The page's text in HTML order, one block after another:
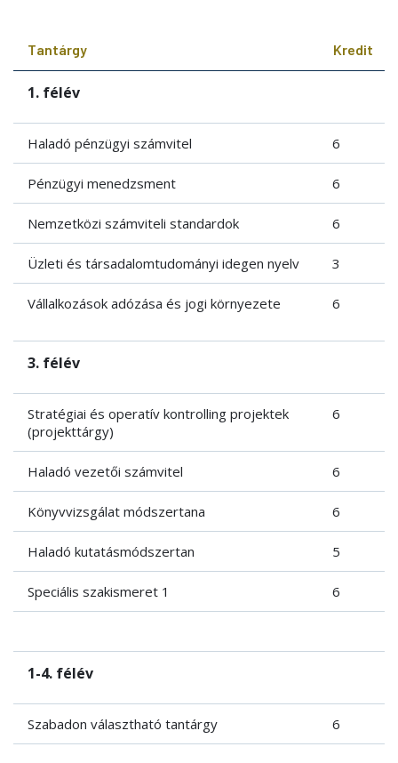
Tantárgy Kredit
1. félév
Haladó pénzügyi számvitel 6
Pénzügyi menedzsment 6
Nemzetközi számviteli standardok 6
Üzleti és társadalomtudományi idegen nyelv 3
Vállalkozások adózása és jogi környezete 6
3. félév
Stratégiai és operatív kontrolling projektek
(projekttárgy)
6
Haladó vezetői számvitel 6
Könyvvizsgálat módszertana 6
Haladó kutatásmódszertan 5
Speciális szakismeret 1 6
1-4. félév
Szabadon választható tantárgy 6